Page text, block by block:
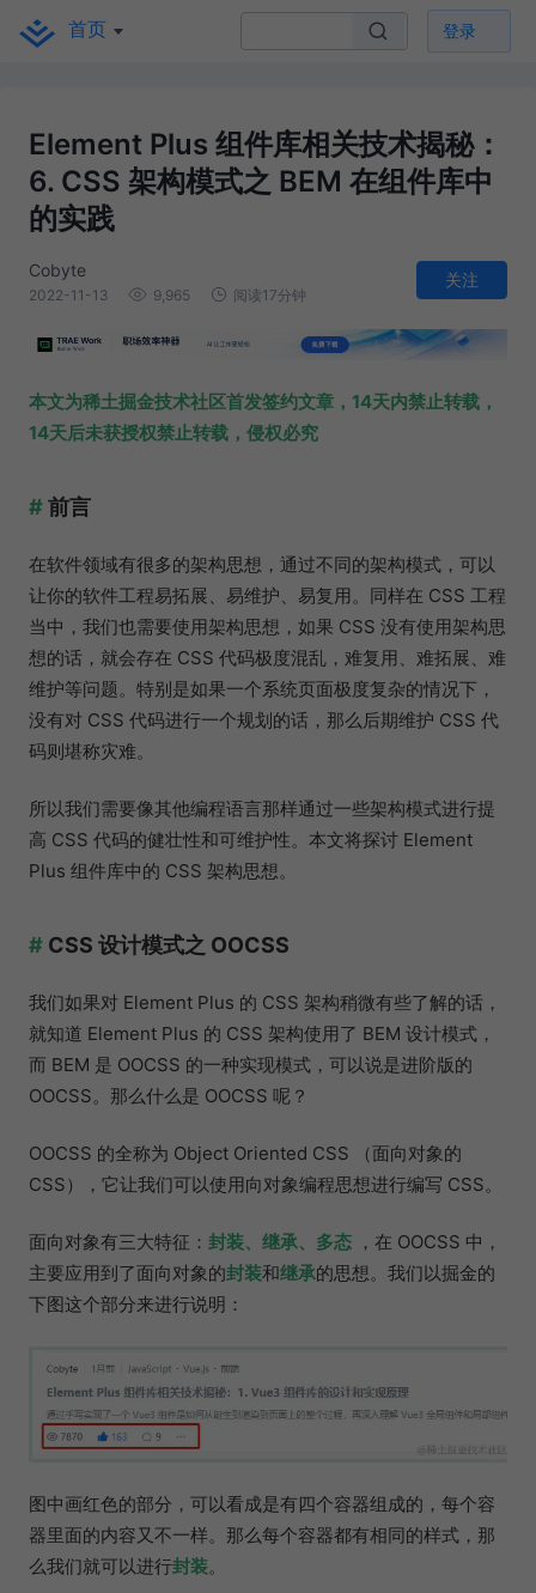
首页 登录
Element Plus 组件库相关技术揭秘：
6. CSS 架构模式之 BEM 在组件库中
的实践
Cobyte
2022-11-13 9,965 阅读17分钟
关注
本文为稀土掘金技术社区首发签约文章，14天内禁止转载，
14天后未获授权禁止转载，侵权必究
前言
在软件领域有很多的架构思想，通过不同的架构模式，可以
让你的软件工程易拓展、易维护、易复用。同样在 CSS 工程
当中，我们也需要使用架构思想，如果 CSS 没有使用架构思
想的话，就会存在 CSS 代码极度混乱，难复用、难拓展、难
维护等问题。特别是如果一个系统页面极度复杂的情况下，
没有对 CSS 代码进行一个规划的话，那么后期维护 CSS 代
码则堪称灾难。
所以我们需要像其他编程语言那样通过一些架构模式进行提
高 CSS 代码的健壮性和可维护性。本文将探讨 Element
Plus 组件库中的 CSS 架构思想。
CSS 设计模式之 OOCSS
我们如果对 Element Plus 的 CSS 架构稍微有些了解的话，
就知道 Element Plus 的 CSS 架构使用了 BEM 设计模式，
而 BEM 是 OOCSS 的一种实现模式，可以说是进阶版的
OOCSS。那么什么是 OOCSS 呢？
OOCSS 的全称为 Object Oriented CSS （面向对象的
CSS），它让我们可以使用向对象编程思想进行编写 CSS。
面向对象有三大特征： 封装、继承、多态 ，在 OOCSS 中，
主要应用到了面向对象的封装和继承的思想。我们以掘金的
下图这个部分来进行说明：
图中画红色的部分，可以看成是有四个容器组成的，每个容
器里面的内容又不一样。那么每个容器都有相同的样式，那
么我们就可以进行封装。